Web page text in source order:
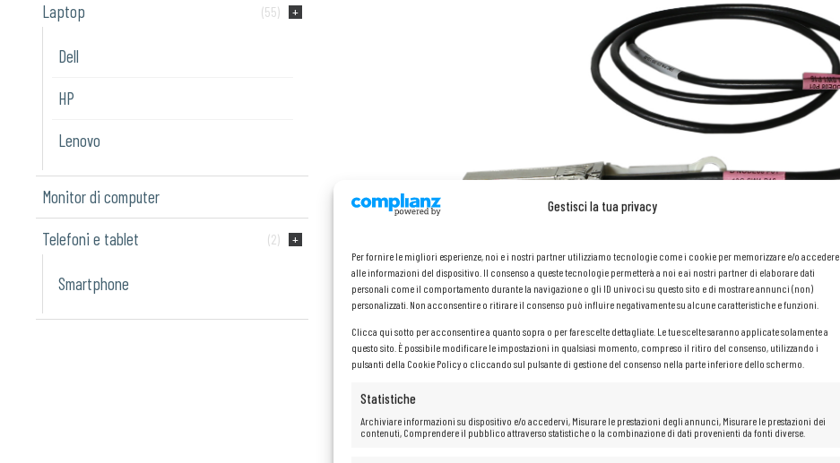
Gestisci la tua privacy
Per fornire le migliori esperienze, noi e i nostri partner utilizziamo tecnologie come i cookie per memorizzare e/o accedere
alle informazioni del dispositivo. Il consenso a queste tecnologie permetterà a noi e ai nostri partner di elaborare dati
personali come il comportamento durante la navigazione o gli ID univoci su questo sito e di mostrare annunci (non)
personalizzati. Non acconsentire o ritirare il consenso può influire negativamente su alcune caratteristiche e funzioni.
Clicca qui sotto per acconsentire a quanto sopra o per fare scelte dettagliate. Le tue scelte saranno applicate solamente a
questo sito. È possibile modificare le impostazioni in qualsiasi momento, compreso il ritiro del consenso, utilizzando i
pulsanti della Cookie Policy o cliccando sul pulsante di gestione del consenso nella parte inferiore dello schermo.
Statistiche
Archiviare informazioni su dispositivo e/o accedervi, Misurare le prestazioni degli annunci, Misurare le prestazioni dei
contenuti, Comprendere il pubblico attraverso statistiche o la combinazione di dati provenienti da fonti diverse.
Laptop (55)
Dell
HP
Lenovo
Monitor di computer
Telefoni e tablet (2)
Smartphone